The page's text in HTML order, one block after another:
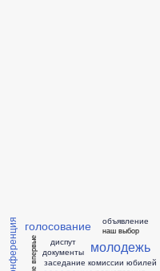
голосование
диспут
документы
заседание комиссии
молодежь
наш выбор
объявление
юбилей